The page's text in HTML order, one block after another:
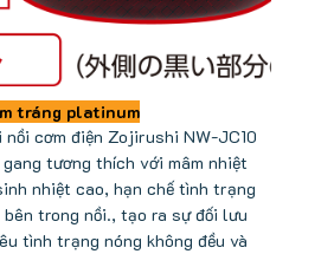
tráng platinum
nồi cơm điện Zojirushi NW-JC10
tương thích với mâm nhiệt
nhiệt cao, hạn chế tình trạng
bên trong nồi., tạo ra sự đối lưu
tình trạng nóng không đều và